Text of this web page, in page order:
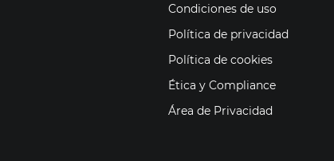
Condiciones de uso
Política de privacidad
Política de cookies
Ética y Compliance
Área de Privacidad